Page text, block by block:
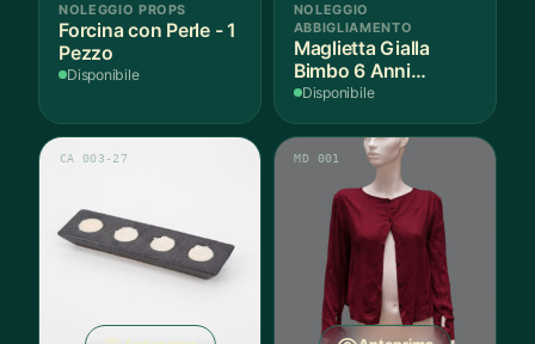
NOLEGGIO PROPS
Forcina con Perle - 1
Pezzo
Disponibile
NOLEGGIO
ABBIGLIAMENTO
Maglietta Gialla
Bimbo 6 Anni
Cotone - 1 Pezzo
Disponibile
CA 003-27 MD 001